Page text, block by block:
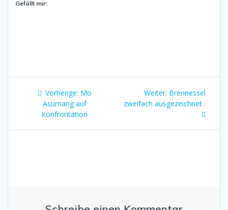
Gefällt mir:
Beitragsnavigation
Vorherige: Vorheriger
Beitrag:
Mo
Asumang auf
Konfrontation
Weiter: Nächster
Beitrag:
Brennessel
zweifach ausgezeichnet